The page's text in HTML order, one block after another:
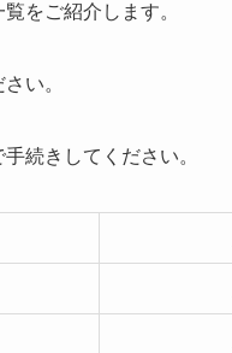
をご紹介します。
い。
続きしてください。